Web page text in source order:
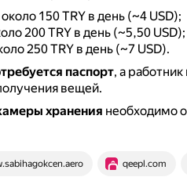
150 TRY в день (~4 USD);
200 TRY в день (~5,50 USD);
250 TRY в день (~7 USD).
паспорт, а
вещей.
хранения необходимо
qeepl.com